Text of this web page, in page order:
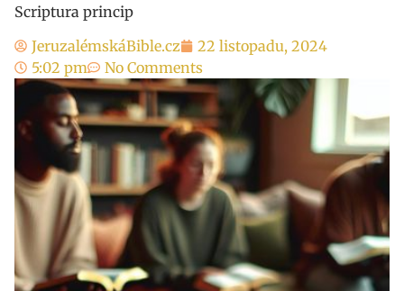
Scriptura princip
JeruzalémskáBible.cz
22 listopadu, 2024
5:02 pm
No Comments